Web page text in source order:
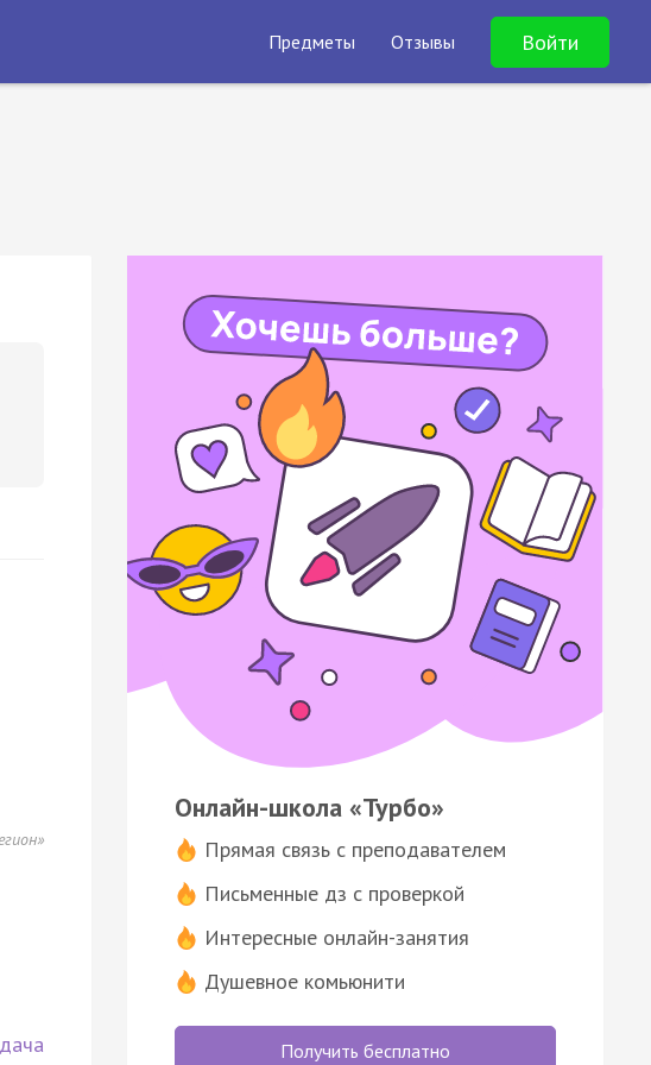
Предметы Отзывы Войти
Онлайн-школа «Турбо»
Прямая связь с преподавателем
Письменные дз с проверкой
Интересные онлайн-занятия
Душевное комьюнити
Получить бесплатно